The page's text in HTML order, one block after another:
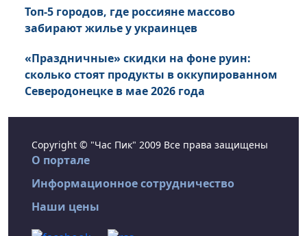
Топ-5 городов, где россияне массово
забирают жилье у украинцев
«Праздничные» скидки на фоне руин:
сколько стоят продукты в оккупированном
Северодонецке в мае 2026 года
Copyright © "Час Пик" 2009 Все права защищены
О портале
Информационное сотрудничество
Наши цены